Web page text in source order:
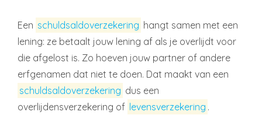
Een schuldsaldoverzekering hangt samen met een
lening: ze betaalt jouw lening af als je overlijdt voor
die afgelost is. Zo hoeven jouw partner of andere
erfgenamen dat niet te doen. Dat maakt van een
schuldsaldoverzekering dus een
overlijdensverzekering of levensverzekering .